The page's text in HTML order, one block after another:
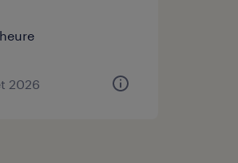
2026